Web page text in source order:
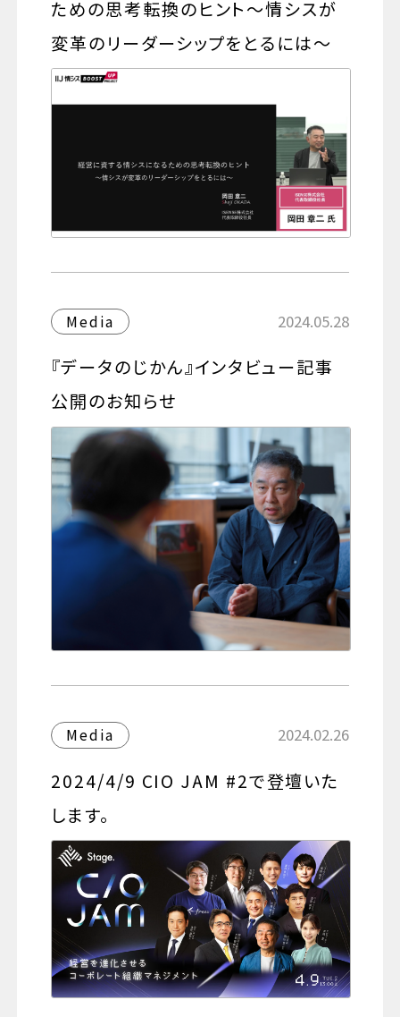
ための思考転換のヒント～情シスが
変革のリーダーシップをとるには～
Media 2024.05.28
『データのじかん』インタビュー記事
公開のお知らせ
Media 2024.02.26
2024/4/9 CIO JAM #2で登壇いた
します。